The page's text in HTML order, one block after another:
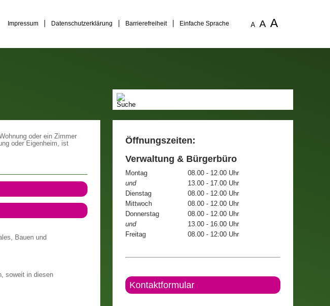
Impressum Datenschutzerklärung Barrierefreiheit Einfache Sprache A A A
oder ein Zimmer
oder Eigenheim, ist
Bauen und
soweit in diesen
Öffnungszeiten:
Verwaltung & Bürgerbüro
Montag
08.00 - 12.00 Uhr
und
13.00 - 17.00 Uhr
Dienstag
08.00 - 12.00 Uhr
Mittwoch
08.00 - 12.00 Uhr
Donnerstag
08.00 - 12.00 Uhr
und
13.00 - 16.00 Uhr
Freitag
08.00 - 12:00 Uhr
Kontaktformular